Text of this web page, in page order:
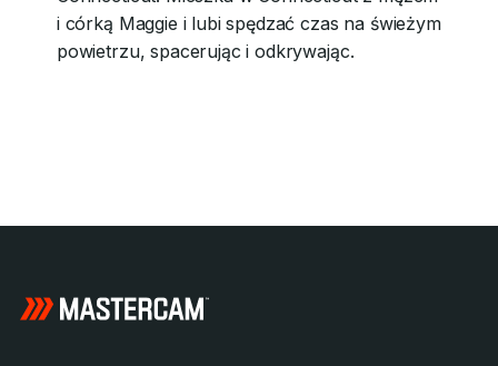
i córką Maggie i lubi spędzać czas na świeżym
powietrzu, spacerując i odkrywając.